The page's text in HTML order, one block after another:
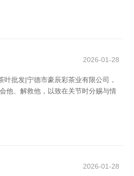
2026-01-28
批发|宁德市豪辰彩茶业有限公司，
他、解救他，以致在关节时分赐与情
2026-01-28